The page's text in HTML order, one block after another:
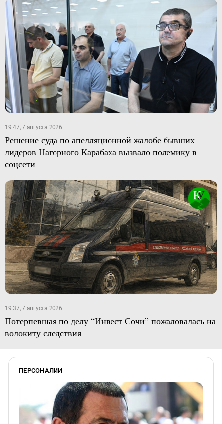
19:47, 7 августа 2026
Решение суда по апелляционной жалобе бывших
лидеров Нагорного Карабаха вызвало полемику в
соцсети
19:37, 7 августа 2026
Потерпевшая по делу “Инвест Сочи” пожаловалась на
волокиту следствия
ПЕРСОНАЛИИ